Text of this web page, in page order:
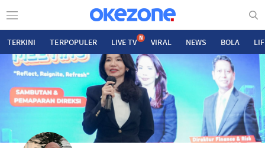
TERKINI TERPOPULER LIVE TV N VIRAL NEWS BOLA